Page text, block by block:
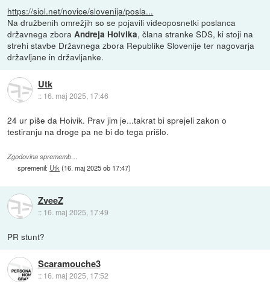
https://siol.net/novice/slovenija/posla...
Na družbenih omrežjih so se pojavili videoposnetki poslanca
državnega zboraAndreja Hoivika, člana stranke SDS, ki stoji na
strehi stavbe Državnega zbora Republike Slovenije ter nagovarja
državljane in državljanke.
Utk
:: 16. maj 2025, 17:46
24 ur piše da Hoivik. Prav jim je...takrat bi sprejeli zakon o
testiranju na droge pa ne bi do tega prišlo.
Zgodovina sprememb…
spremenil: Utk (16. maj 2025 ob 17:47)
ZveeZ
:: 16. maj 2025, 17:49
PR stunt?
Scaramouche3
:: 16. maj 2025, 17:52